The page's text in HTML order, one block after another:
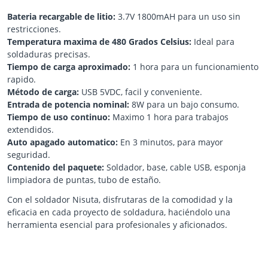
Bateria recargable de litio: 3.7V 1800mAH para un uso sin
restricciones.
Temperatura maxima de 480 Grados Celsius: Ideal para
soldaduras precisas.
Tiempo de carga aproximado: 1 hora para un funcionamiento
rapido.
Método de carga: USB 5VDC, facil y conveniente.
Entrada de potencia nominal: 8W para un bajo consumo.
Tiempo de uso continuo: Maximo 1 hora para trabajos
extendidos.
Auto apagado automatico: En 3 minutos, para mayor
seguridad.
Contenido del paquete: Soldador, base, cable USB, esponja
limpiadora de puntas, tubo de estaño.
Con el soldador Nisuta, disfrutaras de la comodidad y la
eficacia en cada proyecto de soldadura, haciéndolo una
herramienta esencial para profesionales y aficionados.